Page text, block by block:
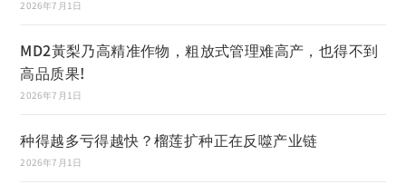
2026年7月1日
MD2黃梨乃高精准作物，粗放式管理难高产，也得不到
高品质果!
2026年7月1日
种得越多亏得越快？榴莲扩种正在反噬产业链
2026年7月1日